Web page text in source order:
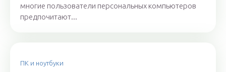
многие пользователи персональных компьютеров
предпочитают...
ПК и ноутбуки